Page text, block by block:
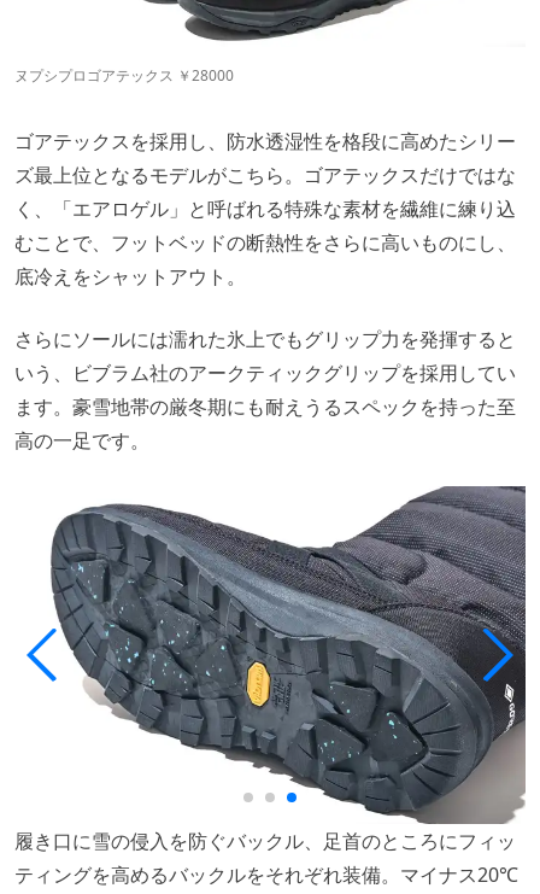
ヌプシプロゴアテックス ￥28000
ゴアテックスを採用し、防水透湿性を格段に高めたシリー
ズ最上位となるモデルがこちら。ゴアテックスだけではな
く、「エアロゲル」と呼ばれる特殊な素材を繊維に練り込
むことで、フットベッドの断熱性をさらに高いものにし、
底冷えをシャットアウト。
さらにソールには濡れた氷上でもグリップ力を発揮すると
いう、ビブラム社のアークティックグリップを採用してい
ます。豪雪地帯の厳冬期にも耐えうるスペックを持った至
高の一足です。
履き口に雪の侵入を防ぐバックル、足首のところにフィッ
ティングを高めるバックルをそれぞれ装備。マイナス20℃